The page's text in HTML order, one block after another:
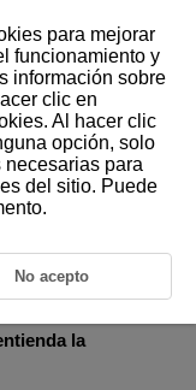
uso
asegurarse de utilizar
la
para mejorar
funcionamiento y
información sobre
clic en
Al hacer clic
opción, solo
para
del sitio. Puede
No acepto